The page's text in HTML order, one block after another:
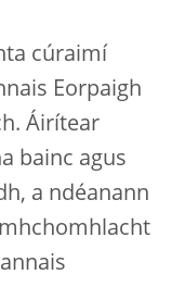
cúraimí
Eorpaigh
Áirítear
bainc agus
a ndéanann